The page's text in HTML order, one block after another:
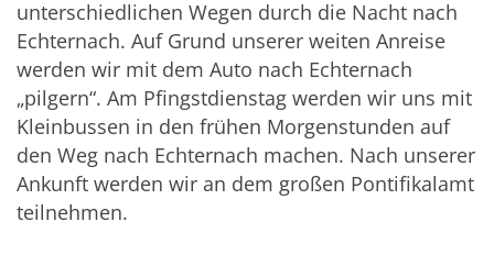
unterschiedlichen Wegen durch die Nacht nach
Echternach. Auf Grund unserer weiten Anreise
werden wir mit dem Auto nach Echternach
„pilgern“. Am Pfingstdienstag werden wir uns mit
Kleinbussen in den frühen Morgenstunden auf
den Weg nach Echternach machen. Nach unserer
Ankunft werden wir an dem großen Pontifikalamt
teilnehmen.